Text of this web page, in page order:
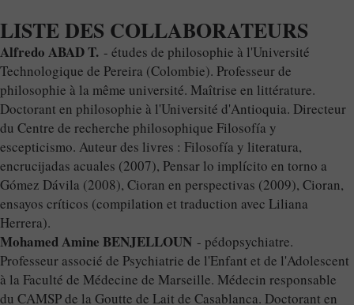
LISTE DES COLLABORATEURS
Alfredo ABAD T. - études de philosophie à l'Université
Technologique de Pereira (Colombie). Professeur de
philosophie à la même université. Maîtrise en littérature.
Doctorant en philosophie à l'Université d'Antioquia. Directeur
du Centre de recherche philosophique Filosofía y
escepticismo. Auteur des livres : Filosofía y literatura,
encrucijadas acuales (2007), Pensar lo implícito en torno a
Gómez Dávila (2008), Cioran en perspectivas (2009), Cioran,
ensayos críticos (compilation et traduction avec Liliana
Herrera).
Mohamed Amine BENJELLOUN - pédopsychiatre.
Professeur associé de Psychiatrie de l'Enfant et de l'Adolescent
à la Faculté de Médecine de Marseille. Médecin responsable
du CAMSP de la Goutte de Lait de Casablanca. Doctorant en